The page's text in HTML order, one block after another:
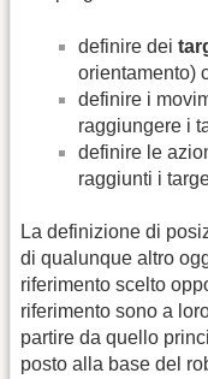
definire dei
orientamento)
definire i
raggiungere i
definire le
raggiunti i
La definizione di
di qualunque altro
riferimento scelto
riferimento sono a
partire da quello
posto alla base del